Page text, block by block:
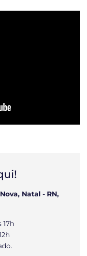
Natal - RN,
17h